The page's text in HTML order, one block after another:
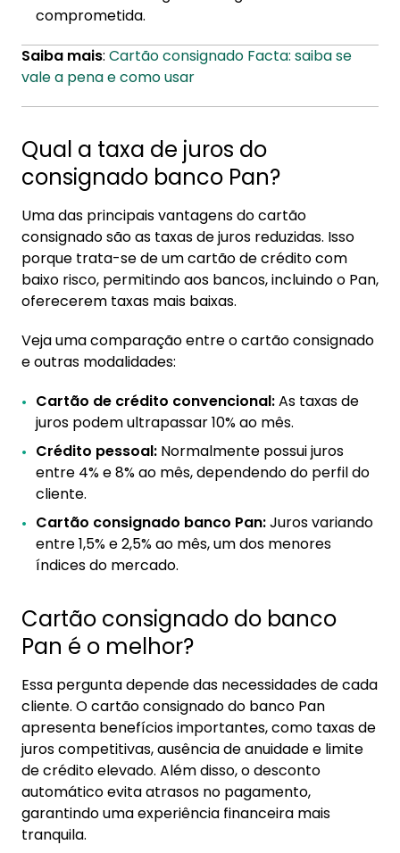
comprometida.
Saiba mais: Cartão consignado Facta: saiba se
vale a pena e como usar
Qual a taxa de juros do
consignado banco Pan?
Uma das principais vantagens do cartão
consignado são as taxas de juros reduzidas. Isso
porque trata-se de um cartão de crédito com
baixo risco, permitindo aos bancos, incluindo o Pan,
oferecerem taxas mais baixas.
Veja uma comparação entre o cartão consignado
e outras modalidades:
Cartão de crédito convencional:As taxas de
juros podem ultrapassar 10% ao mês.
Crédito pessoal: Normalmente possui juros
entre 4% e 8% ao mês, dependendo do perfil do
cliente.
Cartão consignado banco Pan:Juros variando
entre 1,5% e 2,5% ao mês, um dos menores
índices do mercado.
Cartão consignado do banco
Pan é o melhor?
Essa pergunta depende das necessidades de cada
cliente. O cartão consignado do banco Pan
apresenta benefícios importantes, como taxas de
juros competitivas, ausência de anuidade e limite
de crédito elevado. Além disso, o desconto
automático evita atrasos no pagamento,
garantindo uma experiência financeira mais
tranquila.